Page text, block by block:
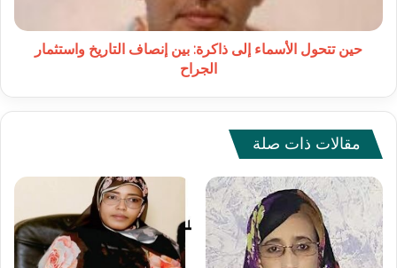
واستثمار
الجراححين تتحول الأسماء إلى ذاكرة: بين إنصاف التاريخ واستثمار
الجراح
مقالات ذات صلة